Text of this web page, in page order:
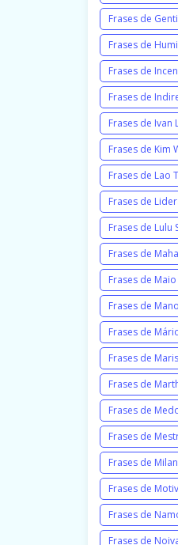
Frases de
Frases de
Frases de
Frases de
Frases de Ivan
Frases de Kim
Frases de Lao
Frases de
Frases de Lulu
Frases de
Frases de Maio
Frases de
Frases de
Frases de
Frases de
Frases de
Frases de
Frases de
Frases de
Frases de
Frases de